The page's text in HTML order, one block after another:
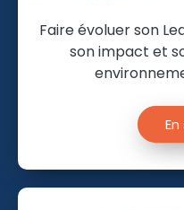
Faire évoluer son
son impact et